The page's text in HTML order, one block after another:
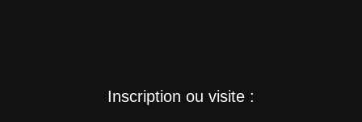
Inscription ou visite :